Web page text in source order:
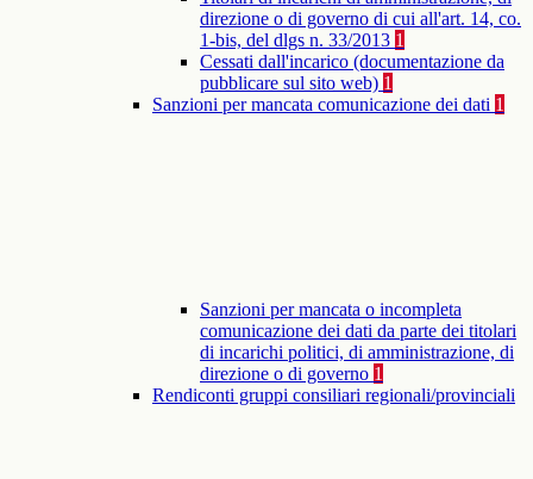
direzione o di governo di cui all'art. 14, co.
1-bis, del dlgs n. 33/2013 1
Cessati dall'incarico (documentazione da
pubblicare sul sito web) 1
Sanzioni per mancata comunicazione dei dati 1
Sanzioni per mancata o incompleta
comunicazione dei dati da parte dei titolari
di incarichi politici, di amministrazione, di
direzione o di governo 1
Rendiconti gruppi consiliari regionali/provinciali